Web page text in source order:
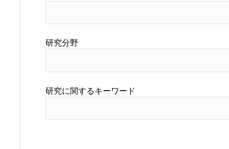
研究分野
研究に関するキーワード